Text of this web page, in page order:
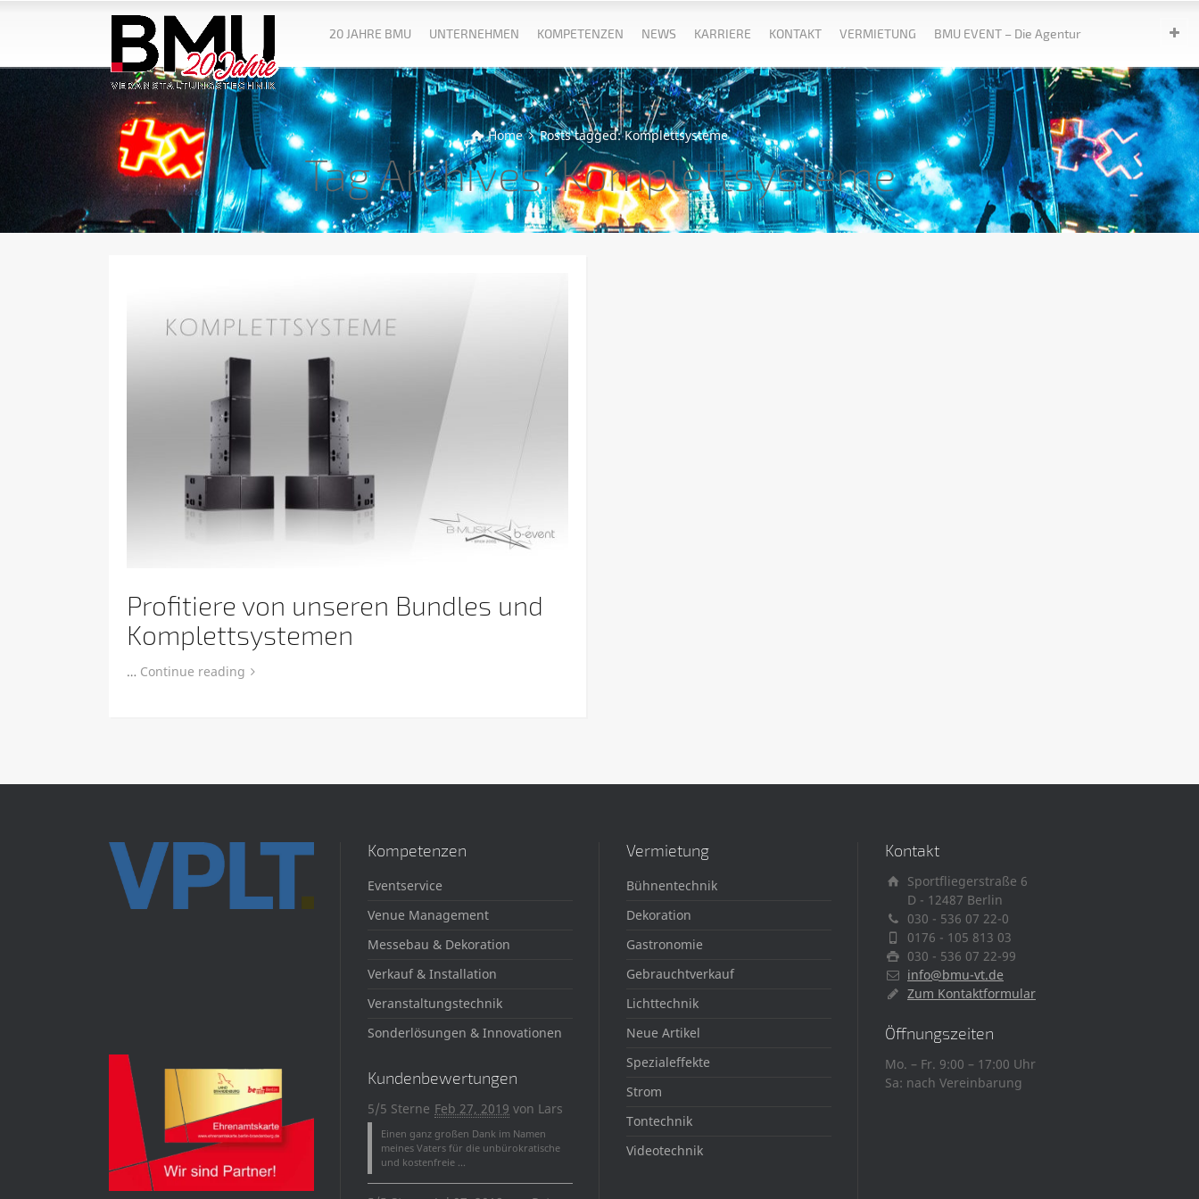
20 JAHRE BMU UNTERNEHMEN KOMPETENZEN NEWS KARRIERE KONTAKT VERMIETUNG BMU EVENT – Die Agentur
Home Posts tagged: Komplettsysteme
Tag Archives: Komplettsysteme
Profitiere von unseren Bundles und
Komplettsystemen
… Continue reading
Kompetenzen
Eventservice
Venue Management
Messebau & Dekoration
Verkauf & Installation
Veranstaltungstechnik
Sonderlösungen & Innovationen
Kundenbewertungen
5/5 Sterne Feb 27, 2019 von Lars
Einen ganz großen Dank im Namen
meines Vaters für die unbürokratische
und kostenfreie ...
Vermietung
Bühnentechnik
Dekoration
Gastronomie
Gebrauchtverkauf
Lichttechnik
Neue Artikel
Spezialeffekte
Strom
Tontechnik
Videotechnik
Kontakt
Sportfliegerstraße 6
D - 12487 Berlin
030 - 536 07 22-0
0176 - 105 813 03
030 - 536 07 22-99
info@bmu-vt.de
Zum Kontaktformular
Öffnungszeiten
Mo. – Fr. 9:00 – 17:00 Uhr
Sa: nach Vereinbarung